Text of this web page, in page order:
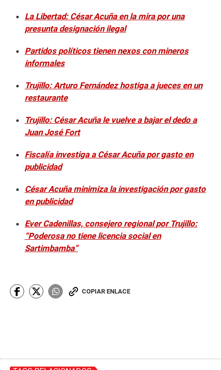
La Libertad: César Acuña en la mira por una
presunta designación ilegal
Partidos políticos tienen nexos con mineros
informales
Trujillo: Arturo Fernández hostiga a jueces en un
restaurante
Trujillo: César Acuña le vuelve a bajar el dedo a
Juan José Fort
Fiscalía investiga a César Acuña por gasto en
publicidad
César Acuña minimiza la investigación por gasto
en publicidad
Ever Cadenillas, consejero regional por Trujillo:
“Poderosa no tiene licencia social en
Sartimbamba”
COPIAR ENLACE